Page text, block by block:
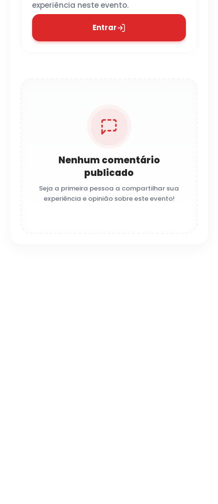
experiência neste evento.
Entrar
Nenhum comentário
publicado
Seja a primeira pessoa a compartilhar sua
experiência e opinião sobre este evento!